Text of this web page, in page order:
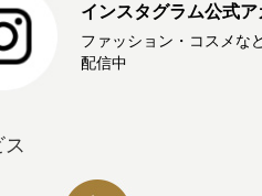
インスタグラム公式ア
ファッション・コスメな
配信中